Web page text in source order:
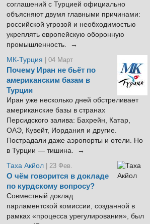
соглашений с Турцией официально
объясняют двумя главными причинами:
российской угрозой и необходимостью
укреплять европейскую оборонную
промышленность. →
МК-Турция
| 04 Март
Почему Иран не бьёт по
американским базам в
Турции
Иран уже несколько дней обстреливает
американские базы в странах
Персидского залива: Бахрейн, Катар,
ОАЭ, Кувейт, Иордания и другие.
Пострадали даже аэропорты и отели. Но
в Турции — тишина. →
Таха Акйол | 23 Фев.
О чём говорится в докладе
по курдскому вопросу?
Совместный доклад
парламентской комиссии, созданной в
рамках «процесса урегулирования», был